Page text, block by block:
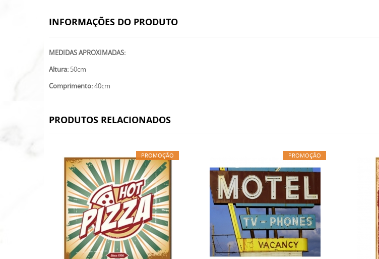
INFORMAÇÕES DO PRODUTO
MEDIDAS APROXIMADAS:
Altura: 50cm
Comprimento:40cm
PRODUTOS RELACIONADOS
PROMOÇÃO PROMOÇÃO